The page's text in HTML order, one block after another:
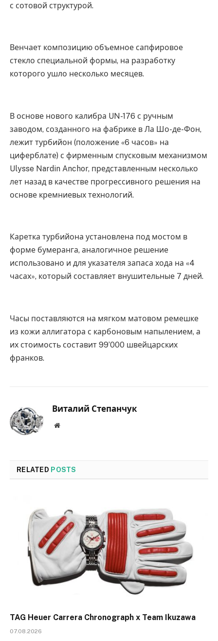
с сотовой структурой.
Венчает композицию объемное сапфировое
стекло специальной формы, на разработку
которого ушло несколько месяцев.
В основе нового калибра UN-176 с ручным
заводом, созданного на фабрике в Ла Шо-де-Фон,
лежит турбийон (положение «6 часов» на
циферблате) с фирменным спусковым механизмом
Ulysse Nardin Anchor, представленным несколько
лет назад в качестве прогрессивного решения на
основе кремниевых технологий.
Каретка турбийона установлена под мостом в
форме бумеранга, аналогичное решение
использовано и для указателя запаса хода на «4
часах», который составляет внушительные 7 дней.
Часы поставляются на мягком матовом ремешке
из кожи аллигатора с карбоновым напылением, а
их стоимость составит 99’000 швейцарских
франков.
Виталий Степанчук
Website
RELATED POSTS
TAG Heuer Carrera Chronograph x Team Ikuzawa
07.08.2026